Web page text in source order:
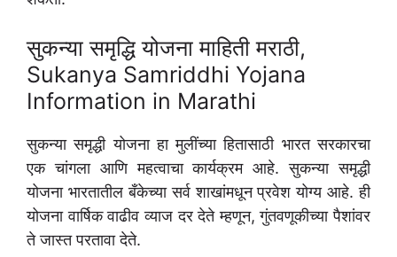
सुकन्या समृद्धि योजना माहिती मराठी,
Sukanya Samriddhi Yojana
Information in Marathi
सुकन्या समृद्धी योजना हा मुलींच्या हितासाठी भारत सरकारचा
एक चांगला आणि महत्वाचा कार्यक्रम आहे. सुकन्या समृद्धी
योजना भारतातील बँकेच्या सर्व शाखांमधून प्रवेश योग्य आहे. ही
योजना वार्षिक वाढीव व्याज दर देते म्हणून, गुंतवणूकीच्या पैशांवर
ते जास्त परतावा देते.